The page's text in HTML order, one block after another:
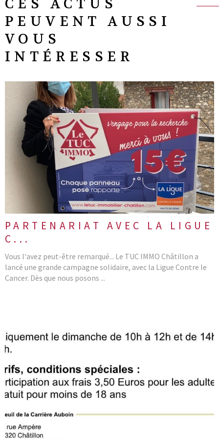
CES ACTUS
PEUVENT AUSSI
VOUS
INTÉRESSER
PARTENARIAT AVEC LA LIGUE
C...
Vous l'avez peut-être remarqué... Le TUC IMMO Châtillon a
lancé une grande campagne solidaire, avec la Ligue Contre le
Cancer. Dès que nous posons ...
LIRE L'ARTICLE
LIRE L'ARTICLE